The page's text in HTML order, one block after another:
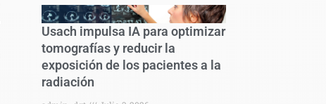
Usach impulsa IA para optimizar
tomografías y reducir la
exposición de los pacientes a la
radiación